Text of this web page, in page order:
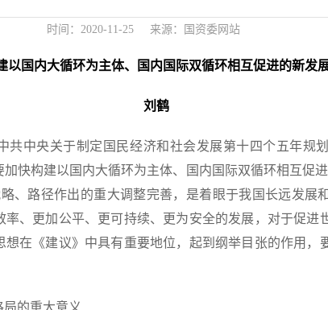
时间： 2020-11-25来源： 国资委网站
以国内大循环为主体、国内国际双循环相互促进的新发
刘鹤
共中央关于制定国民经济和社会发展第十四个五年规
快构建以国内大循环为主体、国内国际双循环相互促
、路径作出的重大调整完善，是着眼于我国长远发展
、更加公平、更可持续、更为安全的发展，对于促进
在《建议》中具有重要地位，起到纲举目张的作用，
的重大意义